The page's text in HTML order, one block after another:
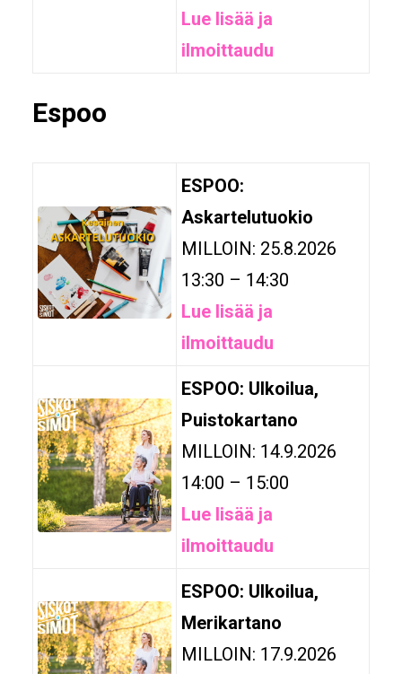
Lue lisää ja
ilmoittaudu
Espoo
ESPOO:
Askartelutuokio
MILLOIN: 25.8.2026
13:30 – 14:30
Lue lisää ja
ilmoittaudu
ESPOO: Ulkoilua,
Puistokartano
MILLOIN: 14.9.2026
14:00 – 15:00
Lue lisää ja
ilmoittaudu
ESPOO: Ulkoilua,
Merikartano
MILLOIN: 17.9.2026